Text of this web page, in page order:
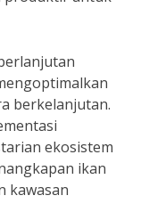
berkelanjutan.
ekosistem
ikan
kawasan